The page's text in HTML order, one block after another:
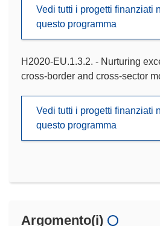
Vedi tutti i progetti finanziati
questo programma
H2020-EU.1.3.2. - Nurturing
cross-border and cross-sector
Vedi tutti i progetti finanziati
questo programma
Argomento(i)